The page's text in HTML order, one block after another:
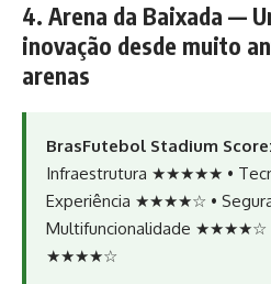
4. Arena da Baixada —
inovação desde muito
arenas
BrasFutebol Stadium
Infraestrutura ★★★★★ •
Experiência ★★★★☆ •
Multifuncionalidade ★★★★☆
★★★★☆